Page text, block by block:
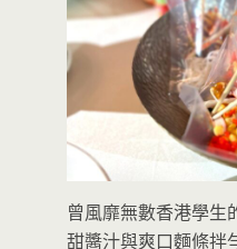
曾風靡無數香港學生
甜醬汁與爽口麵條拌